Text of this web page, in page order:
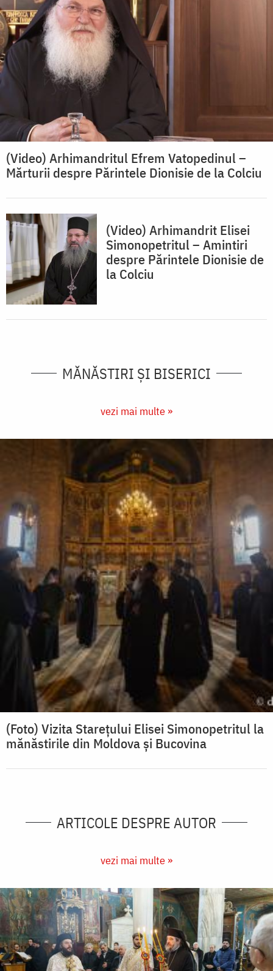
(Video) Arhimandritul Efrem Vatopedinul –
Mărturii despre Părintele Dionisie de la Colciu
(Video) Arhimandrit Elisei
Simonopetritul – Amintiri
despre Părintele Dionisie de
la Colciu
MĂNĂSTIRI ȘI BISERICI
vezi mai multe »
(Foto) Vizita Stareţului Elisei Simonopetritul la
mănăstirile din Moldova şi Bucovina
ARTICOLE DESPRE AUTOR
vezi mai multe »